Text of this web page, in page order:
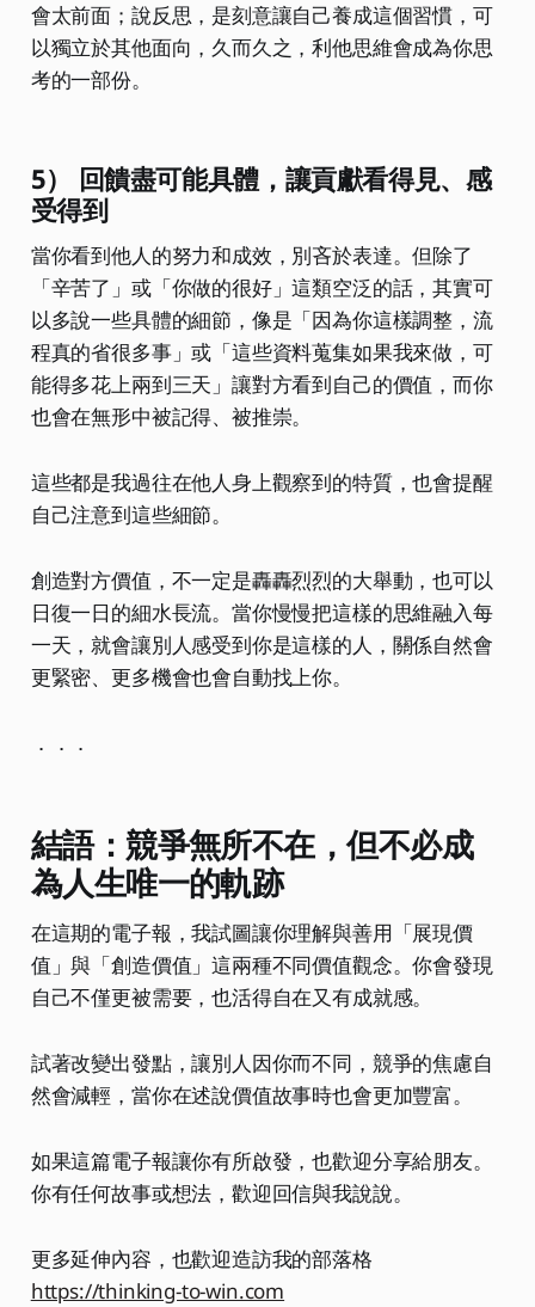
會太前面；說反思，是刻意讓自己養成這個習慣，可
以獨立於其他面向，久而久之，利他思維會成為你思
考的一部份。
5） 回饋盡可能具體，讓貢獻看得見、感
受得到
當你看到他人的努力和成效，別吝於表達。但除了
「辛苦了」或「你做的很好」這類空泛的話，其實可
以多說一些具體的細節，像是「因為你這樣調整，流
程真的省很多事」或「這些資料蒐集如果我來做，可
能得多花上兩到三天」讓對方看到自己的價值，而你
也會在無形中被記得、被推崇。
這些都是我過往在他人身上觀察到的特質，也會提醒
自己注意到這些細節。
創造對方價值，不一定是轟轟烈烈的大舉動，也可以
日復一日的細水長流。當你慢慢把這樣的思維融入每
一天，就會讓別人感受到你是這樣的人，關係自然會
更緊密、更多機會也會自動找上你。
．．．
結語：競爭無所不在，但不必成
為人生唯一的軌跡
在這期的電子報，我試圖讓你理解與善用「展現價
值」與「創造價值」這兩種不同價值觀念。你會發現
自己不僅更被需要，也活得自在又有成就感。
試著改變出發點，讓別人因你而不同，競爭的焦慮自
然會減輕，當你在述說價值故事時也會更加豐富。
如果這篇電子報讓你有所啟發，也歡迎分享給朋友。
你有任何故事或想法，歡迎回信與我說說。
更多延伸內容，也歡迎造訪我的部落格
https://thinking-to-win.com